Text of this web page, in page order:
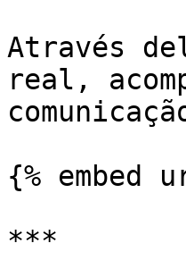
Através
real,
{% embed
***